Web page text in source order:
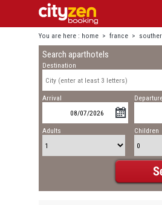
You are here : home > france >
Search aparthotels
Destination
Arrival
Adults Children